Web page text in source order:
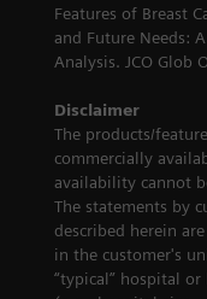
Features of Breast
and Future Needs:
Analysis. JCO Glob
Disclaimer
The products/
commercially
availability cannot
The statements by
described herein
in the customer's
“typical” hospital